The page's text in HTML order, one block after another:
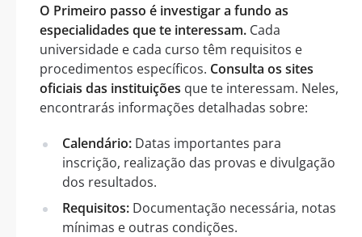
O Primeiro passo é investigar a fundo as
especialidades que te interessam. Cada
universidade e cada curso têm requisitos e
procedimentos específicos. Consulta os sites
oficiais das instituições que te interessam. Neles,
encontrarás informações detalhadas sobre:
Calendário: Datas importantes para
inscrição, realização das provas e divulgação
dos resultados.
Requisitos: Documentação necessária, notas
mínimas e outras condições.